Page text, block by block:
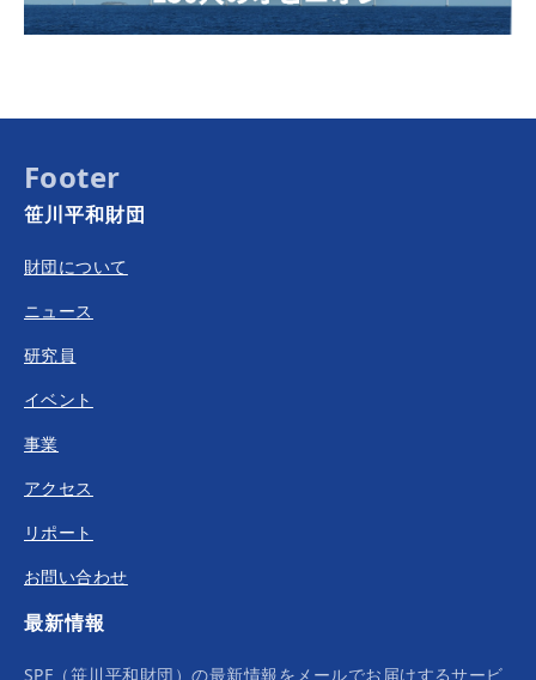
Footer
笹川平和財団
財団について
ニュース
研究員
イベント
事業
アクセス
リポート
お問い合わせ
最新情報
SPF（笹川平和財団）の最新情報をメールでお届けするサービ